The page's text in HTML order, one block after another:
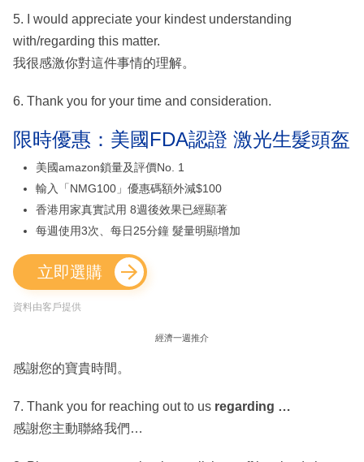
5. I would appreciate your kindest understanding
with/regarding this matter.
我很感激你對這件事情的理解。
6. Thank you for your time and consideration.
限時優惠：美國FDA認證 激光生髮頭盔
美國amazon鎖量及評價No. 1
輸入「NMG100」優惠碼額外減$100
香港用家真實試用 8週後效果已經顯著
每週使用3次、每日25分鐘 髮量明顯增加
立即選購
資料由客戶提供
經濟一週推介
感謝您的寶貴時間。
7. Thank you for reaching out to us regarding …
感謝您主動聯絡我們…